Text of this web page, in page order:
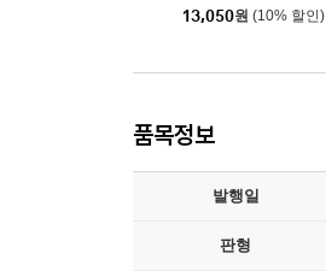
13,050원 (10% 할인)
품목정보
발행일
판형